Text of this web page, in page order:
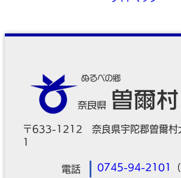
〒633-1212 奈良県宇陀郡曽爾村
1
電話 0745-94-2101